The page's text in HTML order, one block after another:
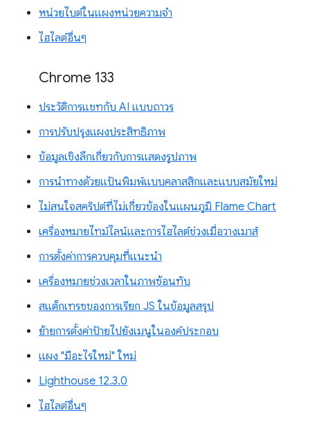
หน่วยไบต์ในแผงหน่วยความจำ
ไฮไลต์อื่นๆ
Chrome 133
ประวัติการแชทกับ AI แบบถาวร
การปรับปรุงแผงประสิทธิภาพ
ข้อมูลเชิงลึกเกี่ยวกับการแสดงรูปภาพ
การนำทางด้วยแป้นพิมพ์แบบคลาสสิกและแบบสมัยใหม่
ไม่สนใจสคริปต์ที่ไม่เกี่ยวข้องในแผนภูมิ Flame Chart
เครื่องหมายไทม์ไลน์และการไฮไลต์ช่วงเมื่อวางเมาส์
การตั้งค่าการควบคุมที่แนะนำ
เครื่องหมายช่วงเวลาในภาพซ้อนทับ
สแต็กเทรซของการเรียก JS ในข้อมูลสรุป
ย้ายการตั้งค่าป้ายไปยังเมนูในองค์ประกอบ
แผง "มีอะไรใหม่" ใหม่
Lighthouse 12.3.0
ไฮไลต์อื่นๆ